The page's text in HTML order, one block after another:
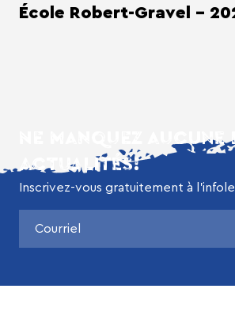
École Robert-Gravel -
NE MANQUEZ AUCUNE
ACTUALITÉS!
Inscrivez-vous gratuitement à